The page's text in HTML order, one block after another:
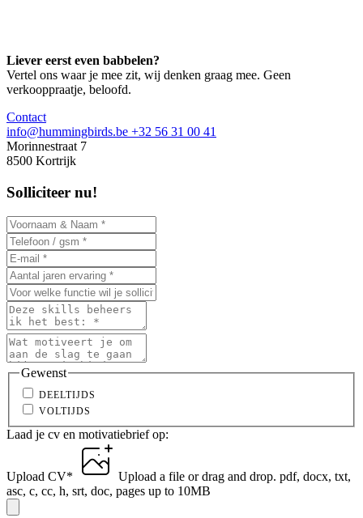
Liever eerst even babbelen?
Vertel ons waar je mee zit, wij denken graag mee. Geen
verkooppraatje, beloofd.
Contact
info@hummingbirds.be +32 56 31 00 41
Morinnestraat 7
8500 Kortrijk
Solliciteer nu!
Gewenst
DEELTIJDS
VOLTIJDS
Laad je cv en motivatiebrief op:
Upload CV* Upload a file or drag and drop. pdf, docx, txt,
asc, c, cc, h, srt, doc, pages up to 10MB